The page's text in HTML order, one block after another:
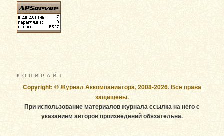
К О П И Р А Й Т
Copyright: © Журнал Аккомпаниатора, 2008-2026. Все права
защищены.
При использование материалов журнала ссылка на него с
указанием авторов произведений обязательна.